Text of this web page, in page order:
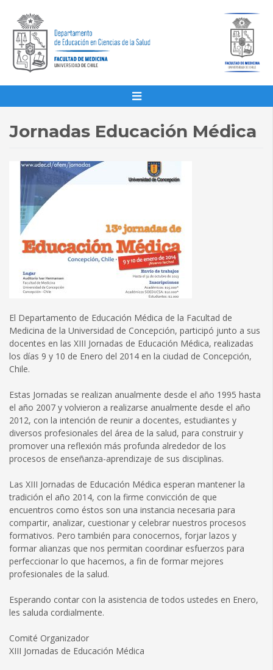
Jornadas Educación Médica
El Departamento de Educación Médica de la Facultad de
Medicina de la Universidad de Concepción, participó junto a sus
docentes en las XIII Jornadas de Educación Médica, realizadas
los días 9 y 10 de Enero del 2014 en la ciudad de Concepción,
Chile.
Estas Jornadas se realizan anualmente desde el año 1995 hasta
el año 2007 y volvieron a realizarse anualmente desde el año
2012, con la intención de reunir a docentes, estudiantes y
diversos profesionales del área de la salud, para construir y
promover una reflexión más profunda alrededor de los
procesos de enseñanza-aprendizaje de sus disciplinas.
Las XIII Jornadas de Educación Médica esperan mantener la
tradición el año 2014, con la firme convicción de que
encuentros como éstos son una instancia necesaria para
compartir, analizar, cuestionar y celebrar nuestros procesos
formativos. Pero también para conocernos, forjar lazos y
formar alianzas que nos permitan coordinar esfuerzos para
perfeccionar lo que hacemos, a fin de formar mejores
profesionales de la salud.
Esperando contar con la asistencia de todos ustedes en Enero,
les saluda cordialmente.
Comité Organizador
XIII Jornadas de Educación Médica